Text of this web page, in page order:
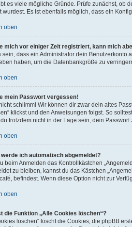
es viele mögliche Gründe. Prüfe zunächst, ob
wurdest. Es ist ebenfalls möglich, dass ein
oben
mich vor einiger Zeit registriert, kann mich
sein, dass ein Administrator dein
haben, um die Datenbankgröße zu
oben
mein Passwort vergessen!
schlimm! Wir können dir zwar dein altes
klickst und den Anweisungen folgst. So
trotzdem nicht in der Lage sein, dein
oben
ich automatisch abgemeldet?
beim Anmelden das Kontrollkästchen
zu bleiben, kannst du das Kästchen
befindest. Wenn diese Option nicht zur
oben
die Funktion „Alle Cookies löschen“?
löschen“ löscht die Cookies, die phpBB